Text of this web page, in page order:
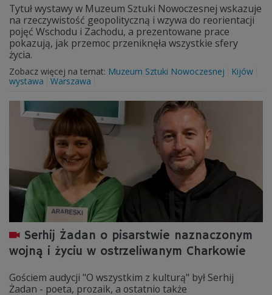
Tytuł wystawy w Muzeum Sztuki Nowoczesnej wskazuje
na rzeczywistość geopolityczną i wzywa do reorientacji
pojęć Wschodu i Zachodu, a prezentowane prace
pokazują, jak przemoc przeniknęła wszystkie sfery
życia.
Zobacz więcej na temat: Muzeum Sztuki Nowoczesnej
Kijów
wystawa
Warszawa
Serhij Żadan o pisarstwie naznaczonym
wojną i życiu w ostrzeliwanym Charkowie
Gościem audycji "O wszystkim z kulturą" był Serhij
Żadan - poeta, prozaik, a ostatnio także